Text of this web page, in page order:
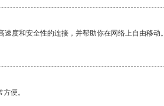
度和安全性的连接，并帮助你在网络上自由移动。
便。